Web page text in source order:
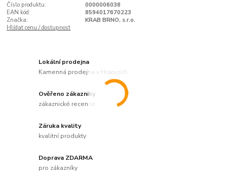
Číslo produktu:
0000006038
EAN kód:
8594017670223
Značka:
KRAB BRNO, s.r.o.
Hlídat cenu / dostupnost
Lokální prodejna
Kamenná prodejna v Hranicích
Ověřeno zákazníky
zákaznické recenze
Záruka kvality
kvalitní produkty
Doprava ZDARMA
pro zákazníky